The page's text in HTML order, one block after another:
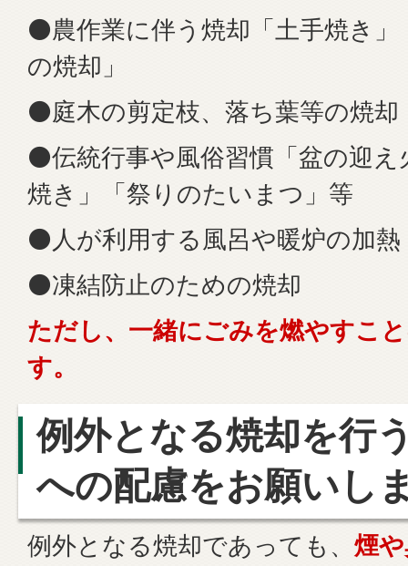
⚫農作業に伴う焼却「土手焼き
の焼却」
⚫庭木の剪定枝、落ち葉等の焼却
⚫伝統行事や風俗習慣「盆の迎
焼き」「祭りのたいまつ」等
⚫人が利用する風呂や暖炉の加熱
⚫凍結防止のための焼却
ただし、一緒にごみを燃やすこ
す。
例外となる焼却を行
への配慮をお願いし
例外となる焼却であっても、 煙